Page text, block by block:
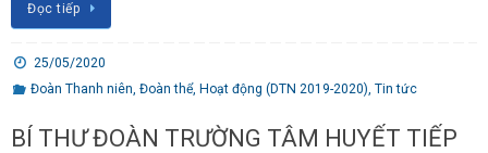
Đọc tiếp
25/05/2020
Đoàn Thanh niên Đoàn thể, Hoạt động (DTN 2019-2020) Tin tức
BÍ THƯ ĐOÀN TRƯỜNG TÂM HUYẾT TIẾP